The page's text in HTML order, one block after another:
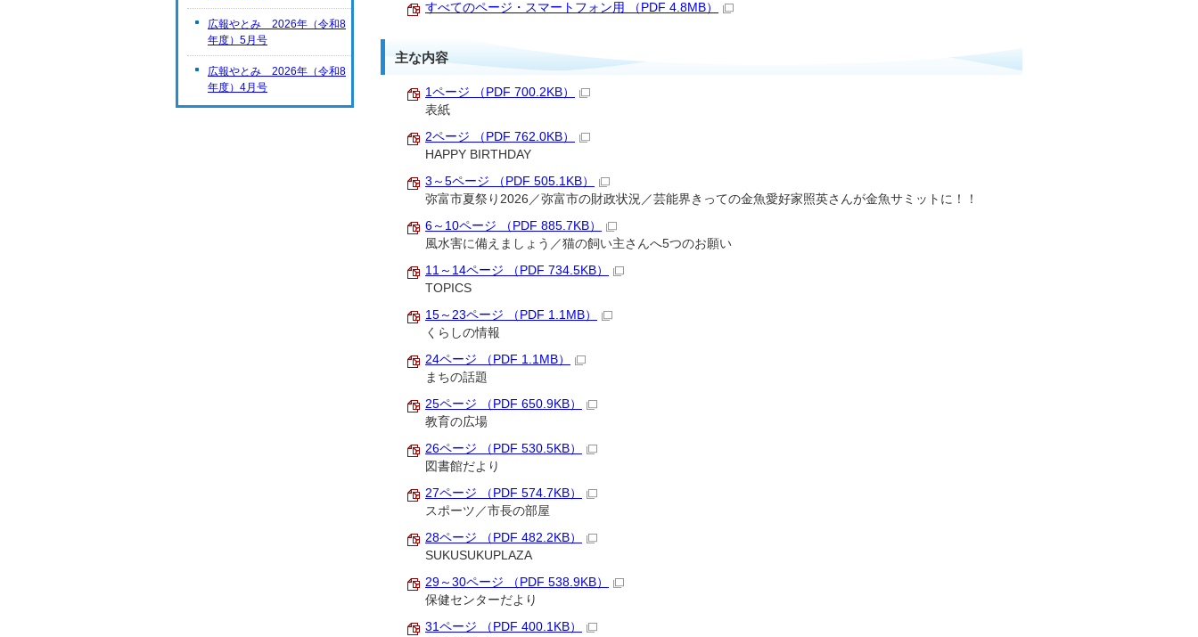
すべてのページ・スマートフォン用 （PDF 4.8MB）
主な内容
1ページ （PDF 700.2KB）
表紙
2ページ （PDF 762.0KB）
HAPPY BIRTHDAY
3～5ページ （PDF 505.1KB）
弥富市夏祭り2026／弥富市の財政状況／芸能界きっての金魚愛好家照英さんが金魚サミットに！！
6～10ページ （PDF 885.7KB）
風水害に備えましょう／猫の飼い主さんへ5つのお願い
11～14ページ （PDF 734.5KB）
TOPICS
15～23ページ （PDF 1.1MB）
くらしの情報
24ページ （PDF 1.1MB）
まちの話題
25ページ （PDF 650.9KB）
教育の広場
26ページ （PDF 530.5KB）
図書館だより
27ページ （PDF 574.7KB）
スポーツ／市長の部屋
28ページ （PDF 482.2KB）
SUKUSUKUPLAZA
29～30ページ （PDF 538.9KB）
保健センターだより
31ページ （PDF 400.1KB）
広報やとみ 2026年（令和8
年度）5月号
広報やとみ 2026年（令和8
年度）4月号